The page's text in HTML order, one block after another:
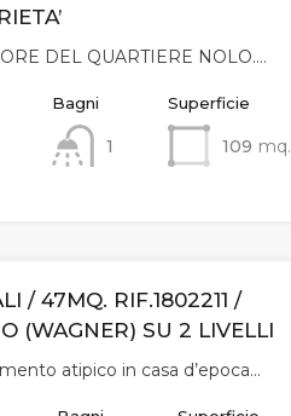
DEL QUARTIERE NOLO.…
Bagni
1
Superficie
109 mq.
/ 47MQ. RIF.1802211 /
(WAGNER) SU 2 LIVELLI
atipico in casa d’epoca…